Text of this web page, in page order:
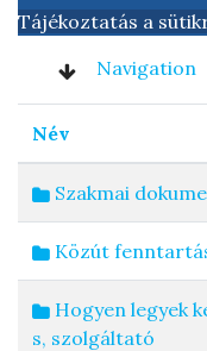
Tájékoztatás a
Navigation
Név
Szakmai
Közút
Hogyen legyek
s, szolgáltató